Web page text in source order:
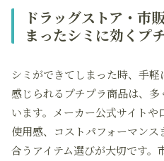
ドラッグストア・市
まったシミに効くプ
シミができてしまった時、手
感じられるプチプラ商品は、
います。メーカー公式サイト
使用感、コストパフォーマン
合うアイテム選びが大切です。